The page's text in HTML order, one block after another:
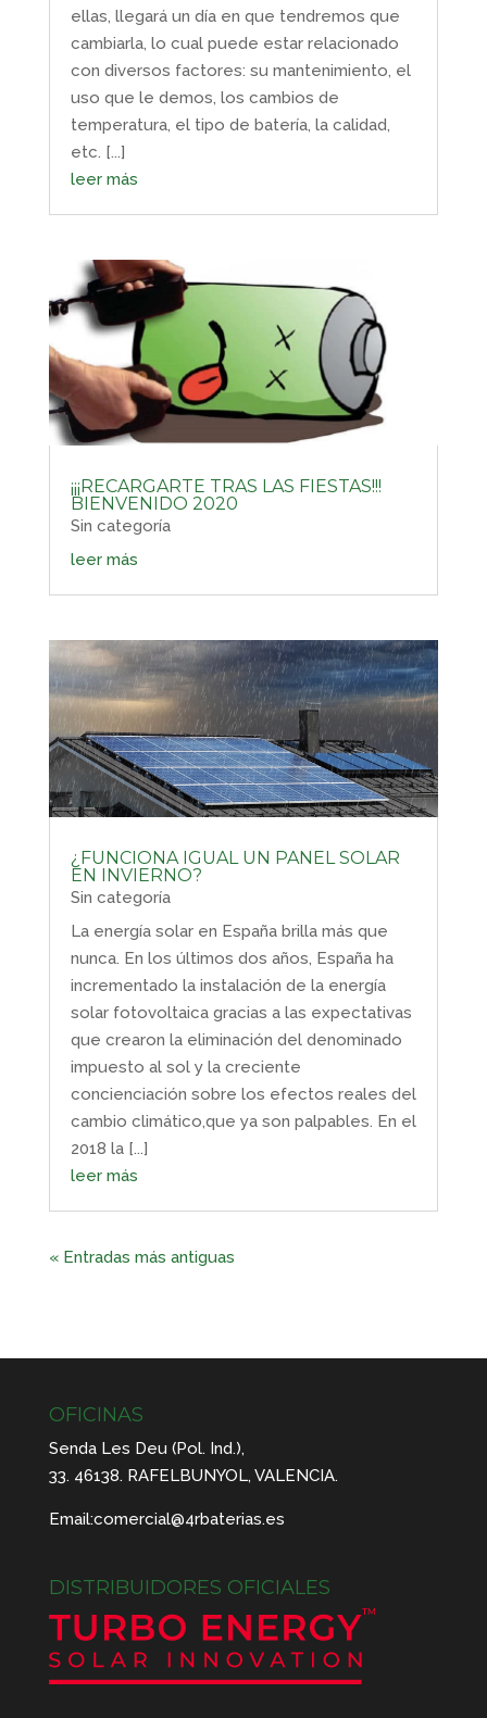
ellas, llegará un día en que tendremos que
cambiarla, lo cual puede estar relacionado
con diversos factores: su mantenimiento, el
uso que le demos, los cambios de
temperatura, el tipo de batería, la calidad,
etc. [...]
leer más
¡¡¡RECARGARTE TRAS LAS FIESTAS!!!
BIENVENIDO 2020
Sin categoría
leer más
¿FUNCIONA IGUAL UN PANEL SOLAR
EN INVIERNO?
Sin categoría
La energía solar en España brilla más que
nunca. En los últimos dos años, España ha
incrementado la instalación de la energía
solar fotovoltaica gracias a las expectativas
que crearon la eliminación del denominado
impuesto al sol y la creciente
concienciación sobre los efectos reales del
cambio climático,que ya son palpables. En el
2018 la [...]
leer más
« Entradas más antiguas
OFICINAS
Senda Les Deu (Pol. Ind.),
33. 46138. RAFELBUNYOL, VALENCIA.
Email:comercial@4rbaterias.es
DISTRIBUIDORES OFICIALES